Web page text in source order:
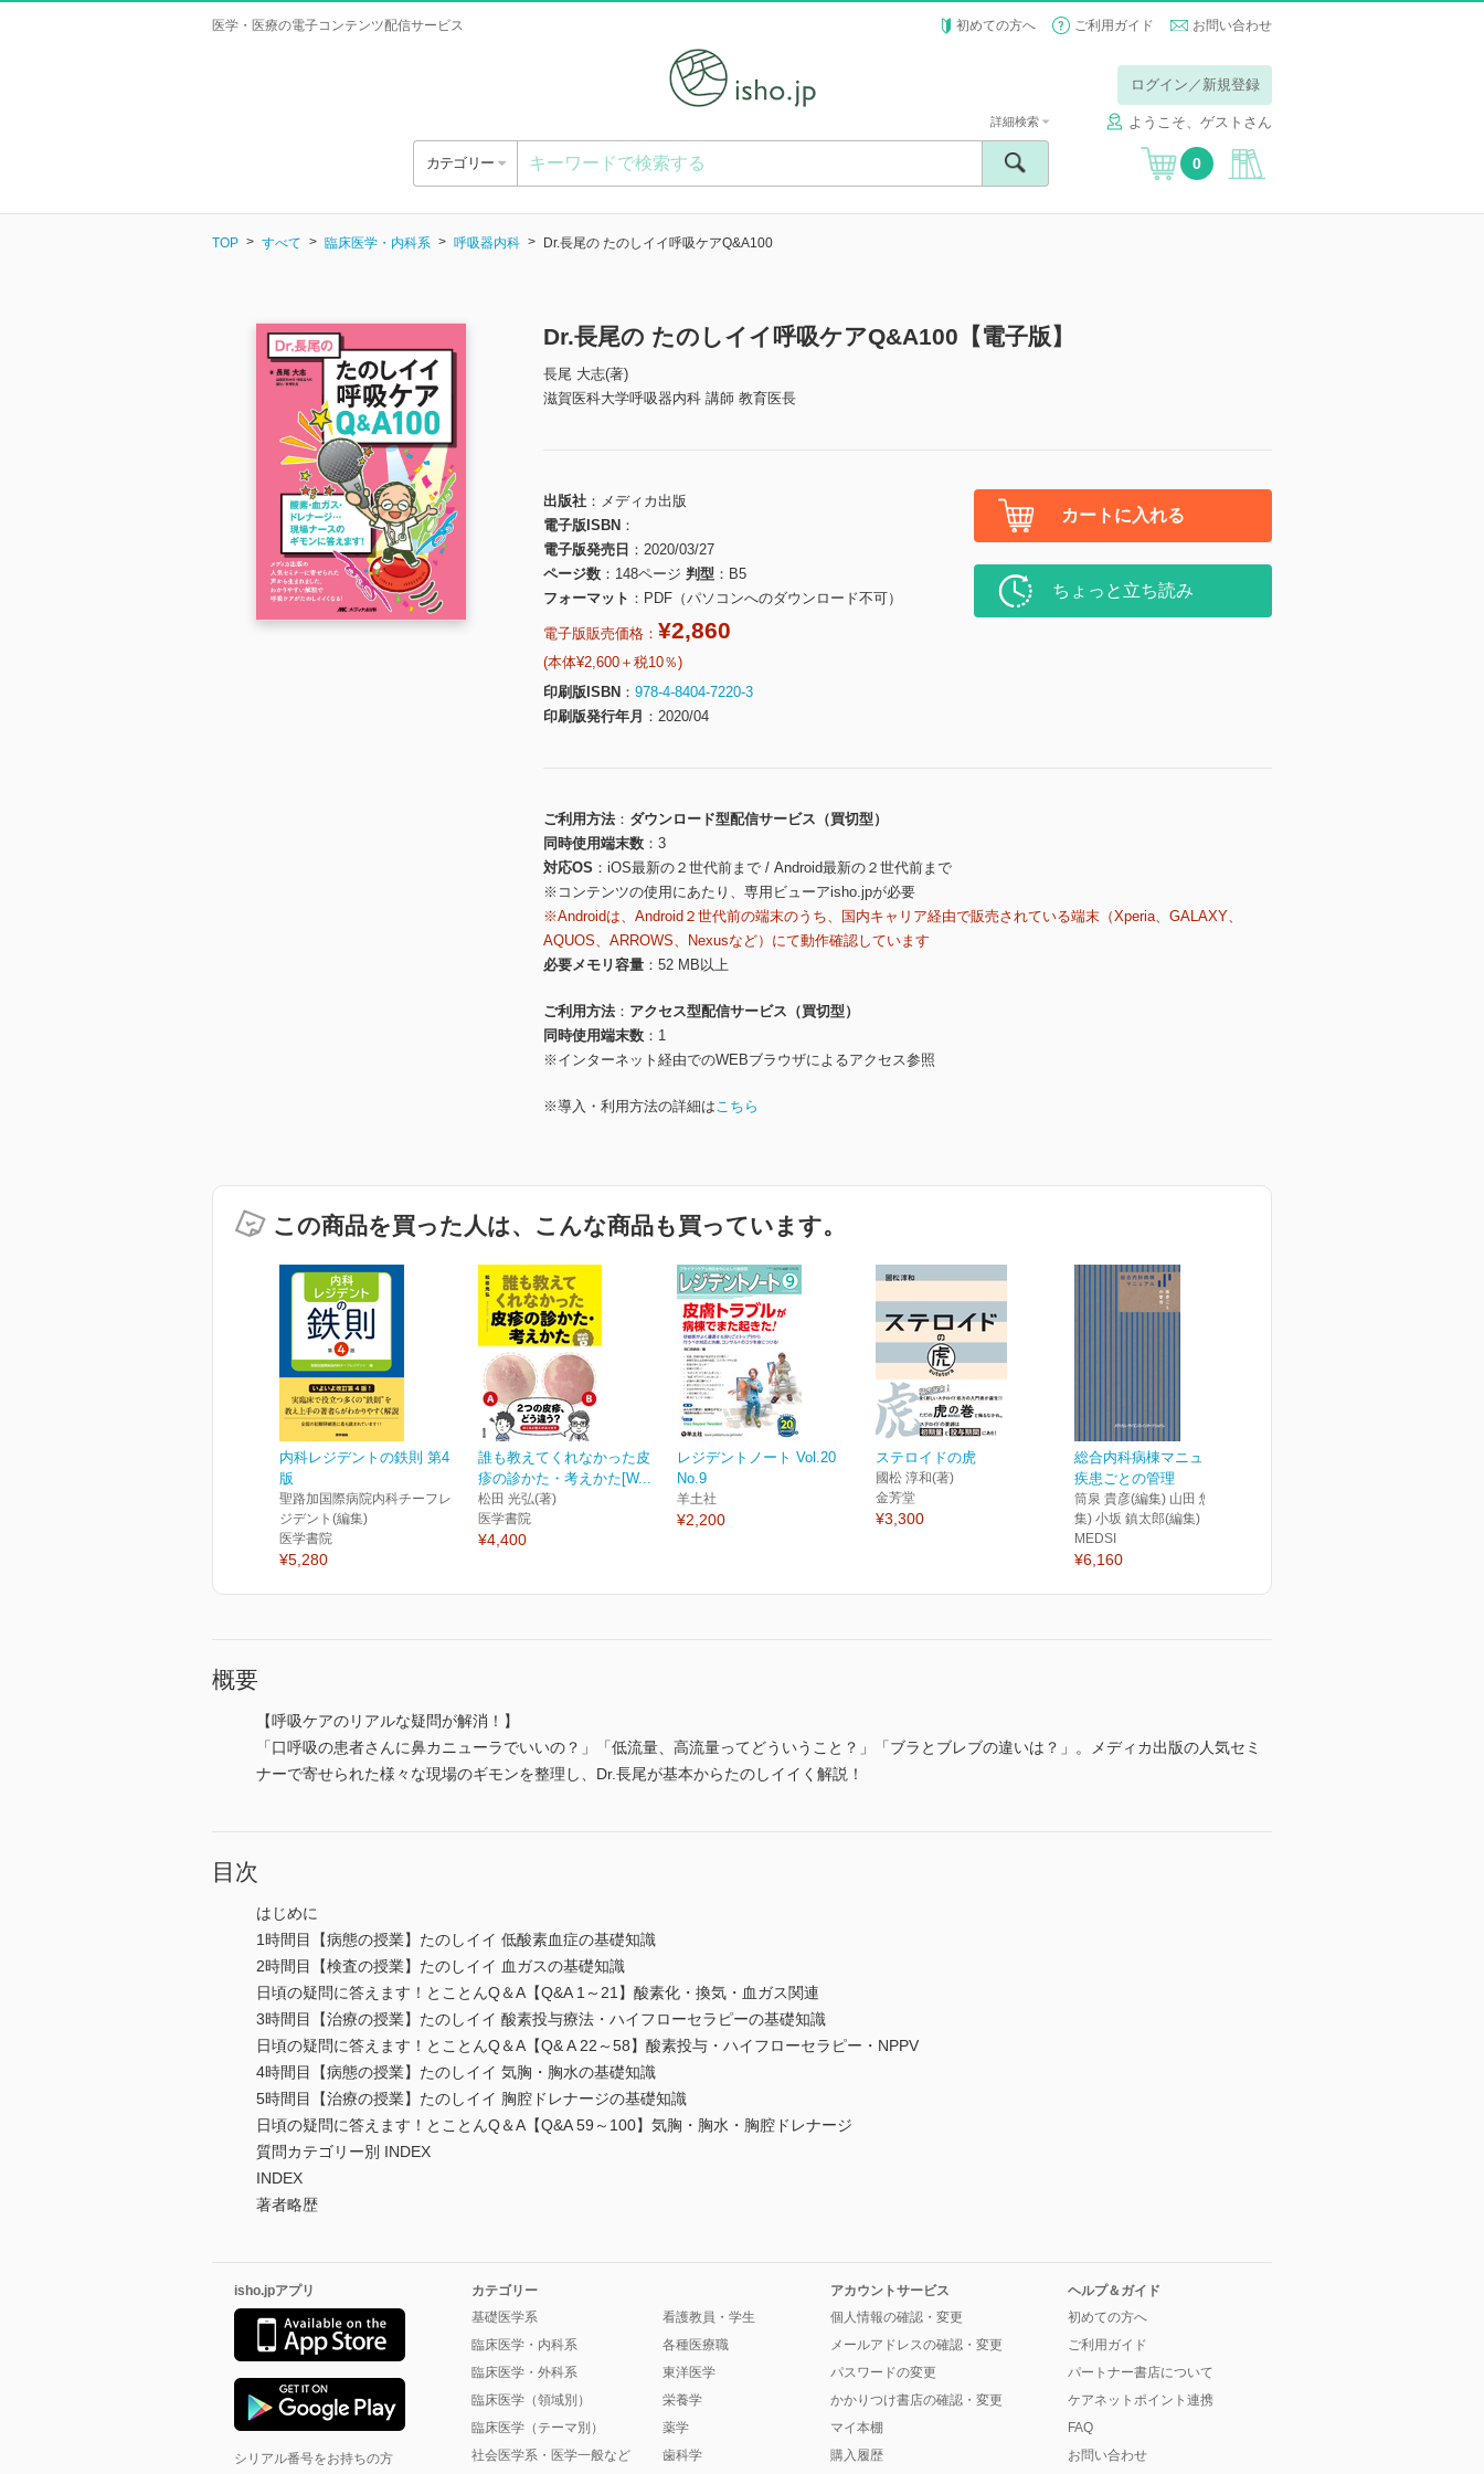
医学・医療の電子コンテンツ配信サービス 初めての方へ ご利用ガイド お問い合わせ
ログイン／新規登録
ようこそ、ゲストさん
カテゴリー
詳細検索
0
TOP すべて 臨床医学・内科系 呼吸器内科 Dr.長尾の たのしイイ呼吸ケアQ&A100
Dr.長尾の たのしイイ呼吸ケアQ&A100【電子版】
長尾 大志(著)
滋賀医科大学呼吸器内科 講師 教育医長
出版社
メディカ出版
電子版ISBN
電子版発売日
2020/03/27
ページ数
148ページ 判型
B5
フォーマット
PDF（パソコンへのダウンロード不可）
電子版販売価格： ¥2,860
(本体¥2,600＋税10％)
印刷版ISBN
978-4-8404-7220-3
印刷版発行年月
2020/04
カートに入れる
ちょっと立ち読み
ご利用方法
ダウンロード型配信サービス（買切型）
同時使用端末数
3
対応OS
iOS最新の２世代前まで / Android最新の２世代前まで
※コンテンツの使用にあたり、専用ビューアisho.jpが必要
※Androidは、Android２世代前の端末のうち、国内キャリア経由で販売されている端末（Xperia、GALAXY、
AQUOS、ARROWS、Nexusなど）にて動作確認しています
必要メモリ容量
52 MB以上
ご利用方法
アクセス型配信サービス（買切型）
同時使用端末数
1
※インターネット経由でのWEBブラウザによるアクセス参照
※導入・利用方法の詳細はこちら
この商品を買った人は、こんな商品も買っています。
内科レジデントの鉄則 第4
版
聖路加国際病院内科チーフレ
ジデント(編集)
医学書院
¥5,280
誰も教えてくれなかった皮
疹の診かた・考えかた[W...
松田 光弘(著)
医学書院
¥4,400
レジデントノート Vol.20
No.9
羊土社
¥2,200
ステロイドの虎
國松 淳和(著)
金芳堂
¥3,300
総合内科病棟マニュアル
疾患ごとの管理
筒泉 貴彦(編集) 山田 悠史(編
集) 小坂 鎮太郎(編集)
MEDSI
¥6,160
概要
【呼吸ケアのリアルな疑問が解消！】
「口呼吸の患者さんに鼻カニューラでいいの？」「低流量、高流量ってどういうこと？」「ブラとブレブの違いは？」。メディカ出版の人気セミ
ナーで寄せられた様々な現場のギモンを整理し、Dr.長尾が基本からたのしイイく解説！
目次
はじめに
1時間目【病態の授業】たのしイイ 低酸素血症の基礎知識
2時間目【検査の授業】たのしイイ 血ガスの基礎知識
日頃の疑問に答えます！とことんQ＆A【Q&A 1～21】酸素化・換気・血ガス関連
3時間目【治療の授業】たのしイイ 酸素投与療法・ハイフローセラピーの基礎知識
日頃の疑問に答えます！とことんQ＆A【Q& A 22～58】酸素投与・ハイフローセラピー・NPPV
4時間目【病態の授業】たのしイイ 気胸・胸水の基礎知識
5時間目【治療の授業】たのしイイ 胸腔ドレナージの基礎知識
日頃の疑問に答えます！とことんQ＆A【Q&A 59～100】気胸・胸水・胸腔ドレナージ
質問カテゴリー別 INDEX
INDEX
著者略歴
isho.jpアプリ
シリアル番号をお持ちの方
カテゴリー
基礎医学系
臨床医学・内科系
臨床医学・外科系
臨床医学（領域別）
臨床医学（テーマ別）
社会医学系・医学一般など
看護教員・学生
各種医療職
東洋医学
栄養学
薬学
歯科学
アカウントサービス
個人情報の確認・変更
メールアドレスの確認・変更
パスワードの変更
かかりつけ書店の確認・変更
マイ本棚
購入履歴
ヘルプ＆ガイド
初めての方へ
ご利用ガイド
パートナー書店について
ケアネットポイント連携
FAQ
お問い合わせ